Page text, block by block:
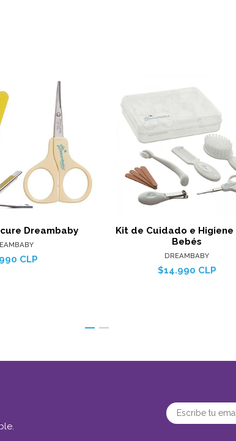
Dreambaby
CLP
Ver detalles
Kit de Cuidado e Higiene
Bebés
DREAMBABY
$14.990 CLP
Ver